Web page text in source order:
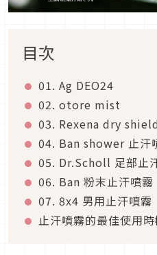
目次
01. Ag DEO24
02. otore mist
03. Rexena dry
04. Ban shower 止汗
05. Dr.Scholl 足部止
06. Ban 粉末止汗噴霧
07. 8x4 男用止汗噴霧
止汗噴霧的最佳使用